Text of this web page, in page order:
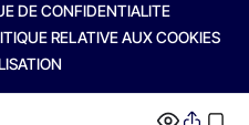
DE CONFIDENTIALITE
RELATIVE AUX COOKIES